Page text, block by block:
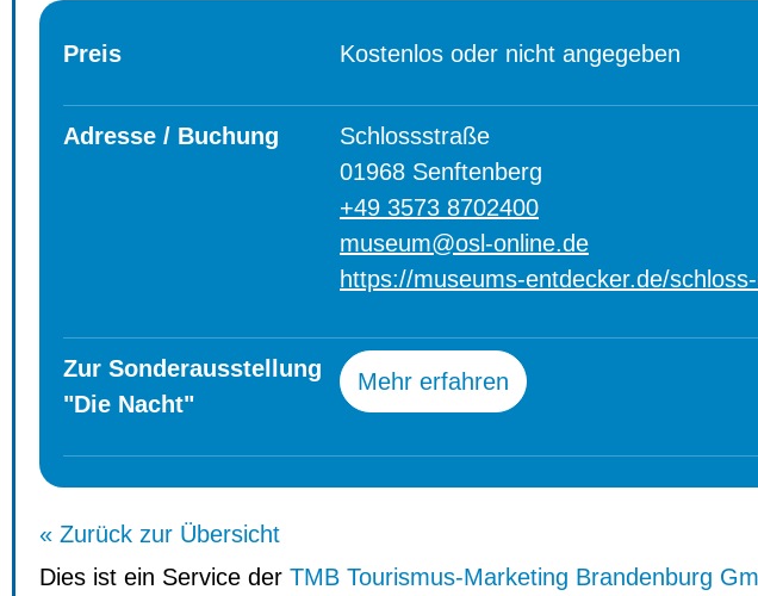
Preis Kostenlos oder nicht angegeben
Adresse / Buchung
Schlossstraße
01968 Senftenberg
+49 3573 8702400
museum@osl-online.de
https://museums-entdecker.de/
Zur Sonderausstellung
"Die Nacht"
Mehr erfahren
« Zurück zur Übersicht
Dies ist ein Service der TMB Tourismus-Marketing Brandenburg